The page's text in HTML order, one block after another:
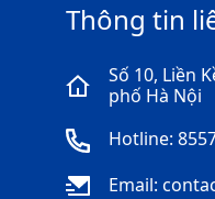
Thông tin
Số 10, Liền
phố Hà Nội
Hotline:
Email: